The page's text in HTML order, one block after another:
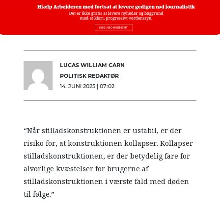
LUCAS WILLIAM CARN
POLITISK REDAKTØR
14. JUNI 2025 | 07:02
“Når stilladskonstruktionen er ustabil, er der
risiko for, at konstruktionen kollapser. Kollapser
stilladskonstruktionen, er der betydelig fare for
alvorlige kvæstelser for brugerne af
stilladskonstruktionen i værste fald med døden
til følge.”